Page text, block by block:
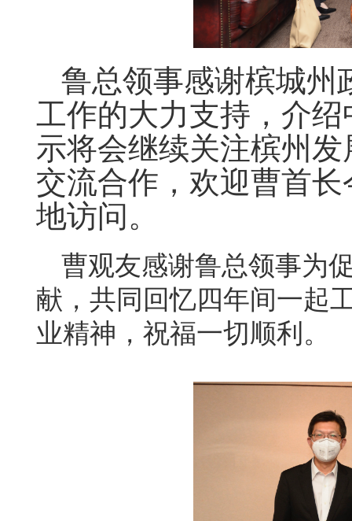
鲁总领事感谢槟城州
工作的大力支持，介
示将会继续关注槟州
交流合作，欢迎曹首
地访问。
曹观友感谢鲁总领事为
献，共同回忆四年间一起
业精神，祝福一切顺利。